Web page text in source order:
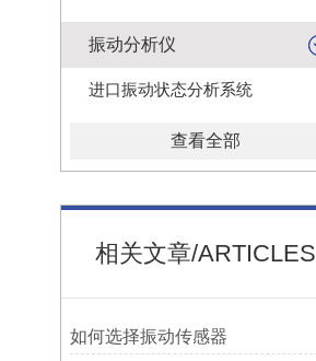
振动分析仪
进口振动状态分析系统
查看全部
相关文章/ARTICLES
如何选择振动传感器